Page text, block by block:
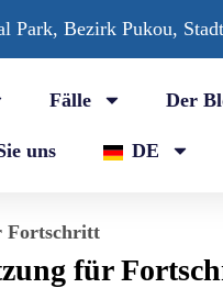
Park, Bezirk Pukou,
Fälle Der
uns DE
Fortschritt
für